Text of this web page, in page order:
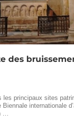
des
les principaux sites
Biennale internationale
…